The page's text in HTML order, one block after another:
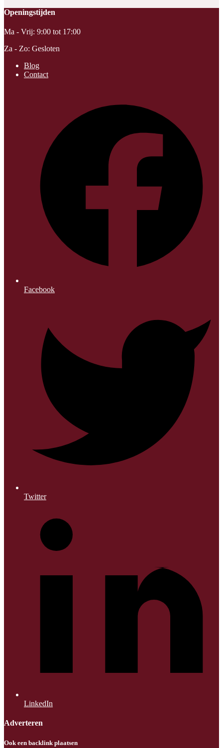
Openingstijden
Ma - Vrij: 9:00 tot 17:00
Za - Zo: Gesloten
Blog
Contact
Facebook
Twitter
LinkedIn
Adverteren
Ook een backlink plaatsen